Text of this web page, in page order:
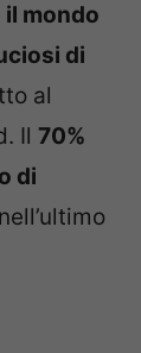
mondo
di
al
Il 70%
di